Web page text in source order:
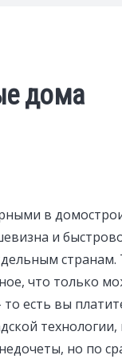
дома
в
и
что только
есть вы
но по